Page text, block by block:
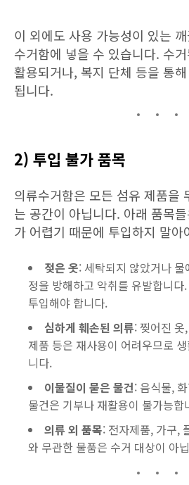
이 외에도 사용 가능성이 있는
수거함에 넣을 수 있습니다. 수
활용되거나, 복지 단체 등을 통
됩니다.
2) 투입 불가 품목
의류수거함은 모든 섬유 제품을
는 공간이 아닙니다. 아래 품목
가 어렵기 때문에 투입하지 말아
젖은 옷: 세탁되지 않았거나
정을 방해하고 악취를 유발합니
투입해야 합니다.
심하게 훼손된 의류: 찢어진
제품 등은 재사용이 어려우므로
니다.
이물질이 묻은 물건: 음식물,
물건은 기부나 재활용이 불가능합
의류 외 품목: 전자제품, 가구,
와 무관한 물품은 수거 대상이 아